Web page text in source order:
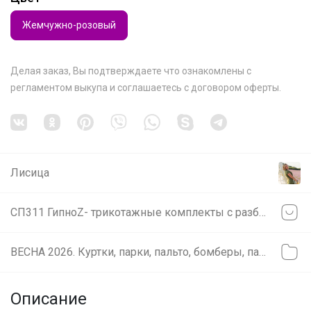
Жемчужно-розовый
Делая заказ, Вы подтверждаете что ознакомлены с
регламентом выкупа и соглашаетесь с договором оферты
Лисица
Описание